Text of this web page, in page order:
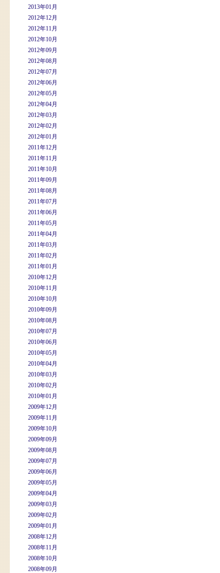
2013年01月
2012年12月
2012年11月
2012年10月
2012年09月
2012年08月
2012年07月
2012年06月
2012年05月
2012年04月
2012年03月
2012年02月
2012年01月
2011年12月
2011年11月
2011年10月
2011年09月
2011年08月
2011年07月
2011年06月
2011年05月
2011年04月
2011年03月
2011年02月
2011年01月
2010年12月
2010年11月
2010年10月
2010年09月
2010年08月
2010年07月
2010年06月
2010年05月
2010年04月
2010年03月
2010年02月
2010年01月
2009年12月
2009年11月
2009年10月
2009年09月
2009年08月
2009年07月
2009年06月
2009年05月
2009年04月
2009年03月
2009年02月
2009年01月
2008年12月
2008年11月
2008年10月
2008年09月